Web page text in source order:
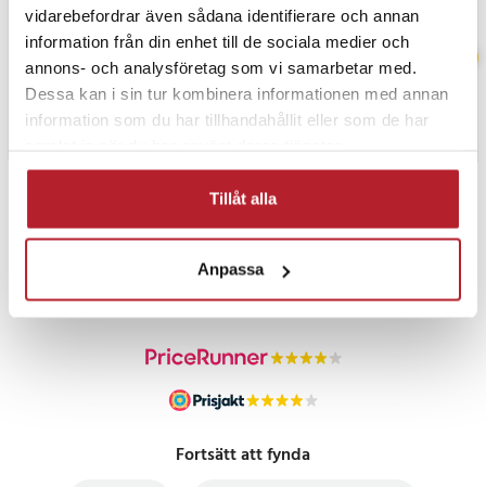
vidarebefordrar även sådana identifierare och annan
information från din enhet till de sociala medier och
annons- och analysföretag som vi samarbetar med.
Dessa kan i sin tur kombinera informationen med annan
information som du har tillhandahållit eller som de har
Tillåt alla
Anpassa
PRISGARANTI
UTFÖRSÄLJNING
Fortsätt att fynda